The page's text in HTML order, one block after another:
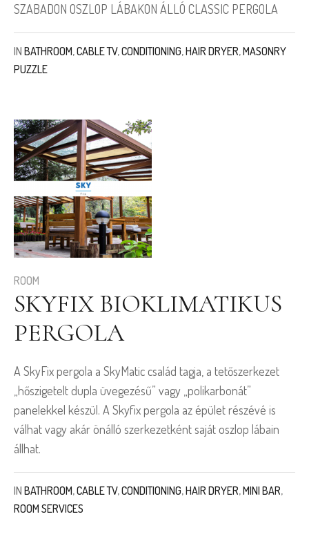
SZABADON OSZLOP LÁBAKON ÁLLÓ CLASSIC PERGOLA
IN BATHROOM,CABLE TV,CONDITIONING,HAIR DRYER,MASONRY
PUZZLE
ROOM
SKYFIX BIOKLIMATIKUS
PERGOLA
A SkyFix pergola a SkyMatic család tagja, a tetőszerkezet
„hőszigetelt dupla üvegezésű” vagy „polikarbonát”
panelekkel készül. A Skyfix pergola az épület részévé is
válhat vagy akár önálló szerkezetként saját oszlop lábain
állhat.
IN BATHROOM,CABLE TV,CONDITIONING,HAIR DRYER,MINI BAR,
ROOM SERVICES